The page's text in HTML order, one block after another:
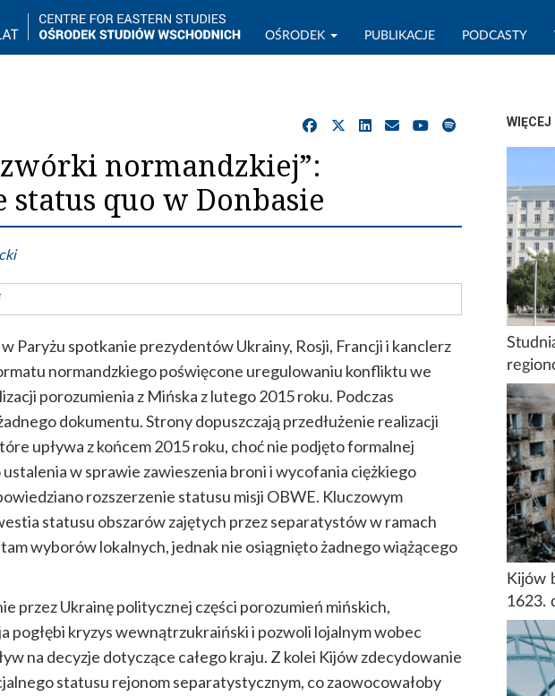
OŚRODEK PUBLIKACJE PODCASTY
normandzkiej”:
status quo w Donbasie
w Paryżu spotkanie prezydentów Ukrainy, Rosji, Francji i kanclerz
normandzkiego poświęcone uregulowaniu konfliktu we
porozumienia z Mińska z lutego 2015 roku. Podczas
dokumentu. Strony dopuszczają przedłużenie realizacji
upływa z końcem 2015 roku, choć nie podjęto formalnej
w sprawie zawieszenia broni i wycofania ciężkiego
rozszerzenie statusu misji OBWE. Kluczowym
statusu obszarów zajętych przez separatystów w ramach
wyborów lokalnych, jednak nie osiągnięto żadnego wiążącego
przez Ukrainę politycznej części porozumień mińskich,
pogłębi kryzys wewnątrzukraiński i pozwoli lojalnym wobec
na decyzje dotyczące całego kraju. Z kolei Kijów zdecydowanie
statusu rejonom separatystycznym, co zaowocowałoby
Kijów
1623.